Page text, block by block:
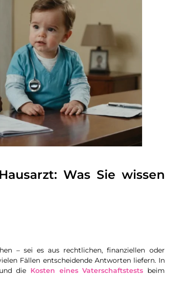
Was Sie wissen
– sei es aus rechtlichen, finanziellen oder
Fällen entscheidende Antworten liefern. In
die Kosten eines Vaterschaftstests beim